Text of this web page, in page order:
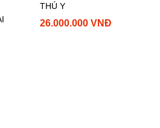
THÚ Y
26.000.000 VNĐ